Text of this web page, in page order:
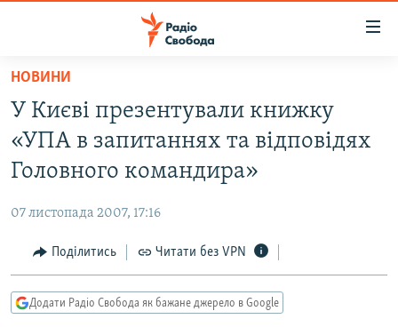
Перейти
основного
матеріалу
Перейти
до
основної
Перейти
до
пошуку
СТАТТІ
ЕКОНОМІКА
СУСПІЛЬСТВО
РОСІЙСЬКА «ФІЛЬТРАЦІЯ»
ДОНБАС.РЕАЛІЇ
ТИ ЯК?
НОВИНИ
У Києві презентували книжку
«УПА в запитаннях та відповідях
Головного командира»
07 листопада 2007, 17:16
Поділитись Читати без VPN
Додати Радіо Свобода як бажане джерело в Google